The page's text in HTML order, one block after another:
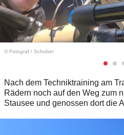
© Fotograf / Schober
Nach dem Techniktraining am
Rädern noch auf den Weg zum
Stausee und genossen dort die